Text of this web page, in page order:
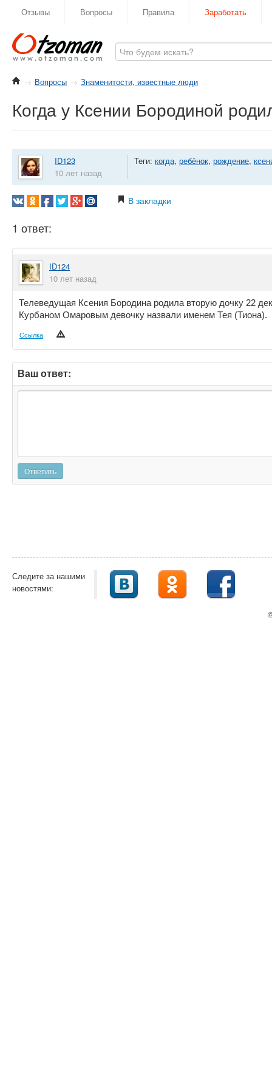
Отзывы Вопросы Правила Заработать
→ Вопросы → Знаменитости, известные люди
Когда у Ксении Бородиной
ID123
10 лет назад
Теги: когда, ребёнок, рождение,
В закладки
1 ответ:
ID124
10 лет назад
Телеведущая Ксения Бородина родила вторую дочку 22
Курбаном Омаровым девочку назвали именем Тея (Тиона).
Ссылка
Ваш ответ:
Ответить
Следите за нашими
новостями: